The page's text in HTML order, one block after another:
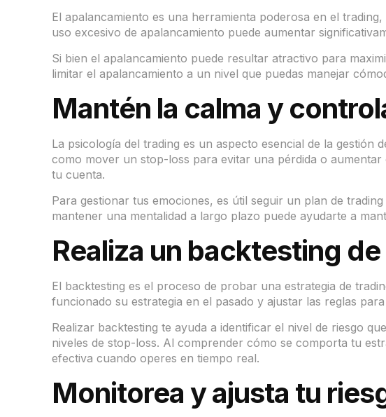
El apalancamiento es una herramienta poderosa en el
uso excesivo de apalancamiento puede aumentar
Si bien el apalancamiento puede resultar atractivo para
limitar el apalancamiento a un nivel que puedas manejar
Mantén la calma y
La psicología del trading es un aspecto esencial de la gestión
como mover un stop-loss para evitar una pérdida o
tu cuenta.
Para gestionar tus emociones, es útil seguir un plan de
mantener una mentalidad a largo plazo puede ayudarte a
Realiza un backtesting
El backtesting es el proceso de probar una estrategia de
funcionado su estrategia en el pasado y ajustar las reglas
Realizar backtesting te ayuda a identificar el nivel de riesgo
niveles de stop-loss. Al comprender cómo se comporta tu
efectiva cuando operes en tiempo real.
Monitorea y ajusta tu